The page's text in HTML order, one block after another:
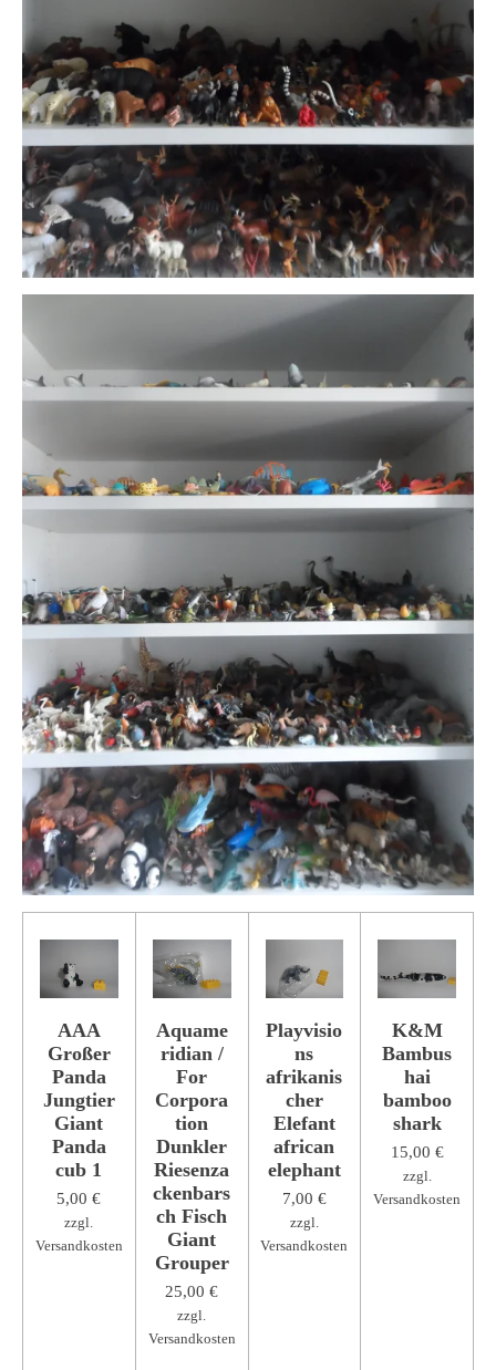
AAA
Großer
Panda
Jungtier
Giant
Panda
cub 1
5,00 €
zzgl.
Versandkosten
Aquame
ridian /
For
Corpora
tion
Dunkler
Riesenza
ckenbars
ch Fisch
Giant
Grouper
25,00 €
zzgl.
Versandkosten
Playvisio
ns
afrikanis
cher
Elefant
african
elephant
7,00 €
zzgl.
Versandkosten
K&M
Bambus
hai
bamboo
shark
15,00 €
zzgl.
Versandkosten